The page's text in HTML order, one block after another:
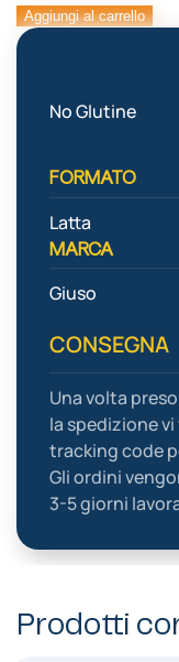
G
quantità
Aggiungi al carrello
No Glutine
FORMATO
Latta
MARCA
Giuso
CONSEGNA
Una volta
la spedizione
tracking code
Gli ordini
3-5 giorni
Prodotti